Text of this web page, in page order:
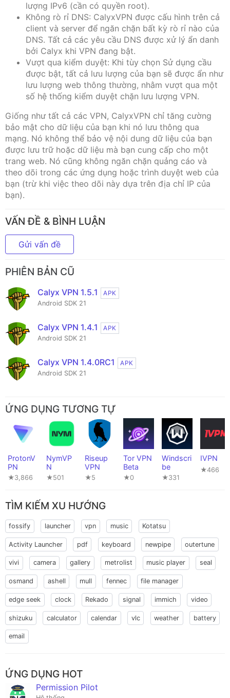
lượng IPv6 (cần có quyền root).
Không rò rỉ DNS: CalyxVPN được cấu hình trên cả
client và server để ngăn chặn bất kỳ rò rỉ nào của
DNS. Tất cả các yêu cầu DNS được xử lý ẩn danh
bởi Calyx khi VPN đang bật.
Vượt qua kiểm duyệt: Khi tùy chọn Sử dụng cầu
được bật, tất cả lưu lượng của bạn sẽ được ẩn như
lưu lượng web thông thường, nhằm vượt qua một
số hệ thống kiểm duyệt chặn lưu lượng VPN.
Giống như tất cả các VPN, CalyxVPN chỉ tăng cường
bảo mật cho dữ liệu của bạn khi nó lưu thông qua
mạng. Nó không thể bảo vệ nội dung dữ liệu của bạn
được lưu trữ hoặc dữ liệu mà bạn cung cấp cho một
trang web. Nó cũng không ngăn chặn quảng cáo và
theo dõi trong các ứng dụng hoặc trình duyệt web của
bạn (trừ khi việc theo dõi này dựa trên địa chỉ IP của
bạn).
VẤN ĐỀ & BÌNH LUẬN
Gửi vấn đề
PHIÊN BẢN CŨ
Calyx VPN 1.5.1
APK
Android SDK 21
Calyx VPN 1.4.1
APK
Android SDK 21
Calyx VPN 1.4.0RC1
APK
Android SDK 21
ỨNG DỤNG TƯƠNG TỰ
ProtonV
PN
★3,866
NymVP
N
★501
Riseup
VPN
★5
Tor VPN
Beta
★0
Windscri
be
★331
IVPN
★466
TÌM KIẾM XU HƯỚNG
fossify launcher vpn music Kotatsu
Activity Launcher pdf keyboard newpipe outertune
vivi camera gallery metrolist music player seal
osmand ashell mull fennec file manager
edge seek clock Rekado signal immich video
shizuku calculator calendar vlc weather battery
email
ỨNG DỤNG HOT
Permission Pilot